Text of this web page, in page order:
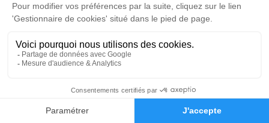
Faire-part Hommages
Je rends hommage
Inhumation
Cimetière de Gardanne
Rue du Cimetière